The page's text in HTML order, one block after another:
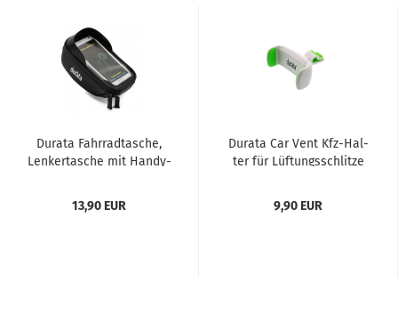
Du­ra­ta Fahr­rad­ta­sche,
Len­ker­ta­sche mit Han­dy­
13,90 EUR
Du­ra­ta Car Vent Kfz-​Hal­
ter für Lüf­tungs­schlit­ze
9,90 EUR